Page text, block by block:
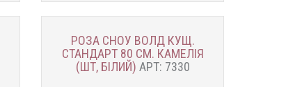
РОЗА СНОУ ВОЛД КУЩ.
СТАНДАРТ 80 СМ. КАМЕЛІЯ
(ШТ, БІЛИЙ) АРТ: 7330